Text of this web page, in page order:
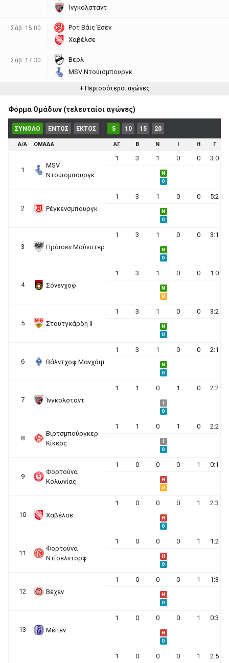
Ίνγκολσταντ
Σάβ. 15:00
Ροτ Βάις Έσεν
Χαβέλσε
Σάβ. 17:30
Βερλ
MSV Ντούισμπουργκ
+ Περισσότεροι αγώνες
Φόρμα Ομάδων (τελευταίοι αγώνες)
ΣΥΝΟΛΟ ΕΝΤΟΣ ΕΚΤΟΣ 5 10 15 20
Α/Α ΟΜΑΔΑ ΑΓ Β Ν Ι Η Γ
1
MSV
Ντούισμπουργκ
1 3 1 0 0 3:0
N
O
2 Ρέγκενσμπουργκ
1 3 1 0 0 5:2
N
O
3 Πρόισεν Μούνστερ
1 3 1 0 0 3:1
N
O
4 Σόνενχοφ
1 3 1 0 0 1:0
N
U
5 Στουτγκάρδη II
1 3 1 0 0 3:2
N
O
6 Βάλντχοφ Μανχάιμ
1 3 1 0 0 2:1
N
O
7 Ίνγκολσταντ
1 1 0 1 0 2:2
O
8
Βιρτσμπούργκερ
Κίκερς
1 1 0 1 0 2:2
O
9
Φορτούνα
Κολωνίας
1 0 0 0 1 0:1
H
U
10 Χαβέλσε
1 0 0 0 1 2:3
H
O
11
Φορτούνα
Ντίσελντορφ
1 0 0 0 1 1:2
H
O
12 Βέχεν
1 0 0 0 1 1:3
H
O
13 Μέπεν
1 0 0 0 1 0:3
H
O
1 0 0 0 1 2:5